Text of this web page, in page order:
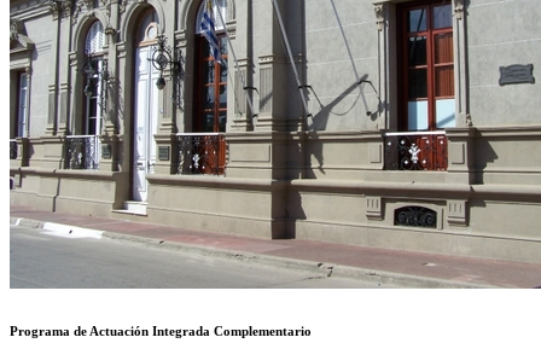
Programa de Actuación Integrada Complementario